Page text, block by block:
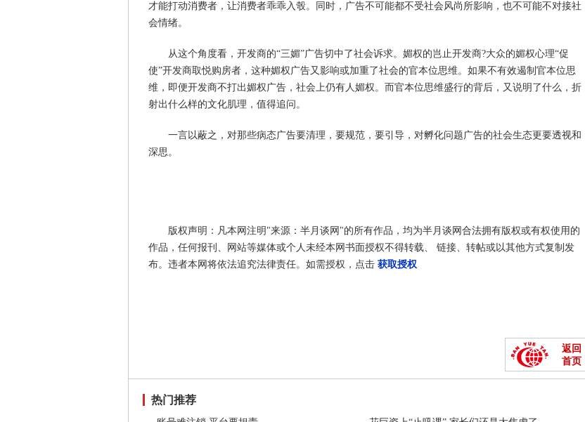
才能打动消费者，让消费者乖乖入彀。同时，广告不可能都不受社会风尚所影响，也不可能不对接社
会情绪。
从这个角度看，开发商的“三媚”广告切中了社会诉求。媚权的岂止开发商?大众的媚权心理“促
使”开发商取悦购房者，这种媚权广告又影响或加重了社会的官本位思维。如果不有效遏制官本位思
维，即便开发商不打出媚权广告，社会上仍有人媚权。而官本位思维盛行的背后，又说明了什么，折
射出什么样的文化肌理，值得追问。
一言以蔽之，对那些病态广告要清理，要规范，要引导，对孵化问题广告的社会生态更要透视和
深思。
版权声明：凡本网注明"来源：半月谈网"的所有作品，均为半月谈网合法拥有版权或有权使用的
作品，任何报刊、网站等媒体或个人未经本网书面授权不得转载、 链接、转帖或以其他方式复制发
布。违者本网将依法追究法律责任。如需授权，点击 获取授权
返回
首页
热门推荐